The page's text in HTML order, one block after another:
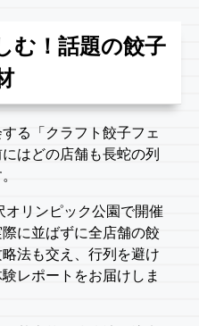
む！話題の餃子
る「クラフト餃子フェ
はどの店舗も長蛇の列
リンピック公園で開催
に並ばずに全店舗の餃
法も交え、行列を避け
レポートをお届けしま